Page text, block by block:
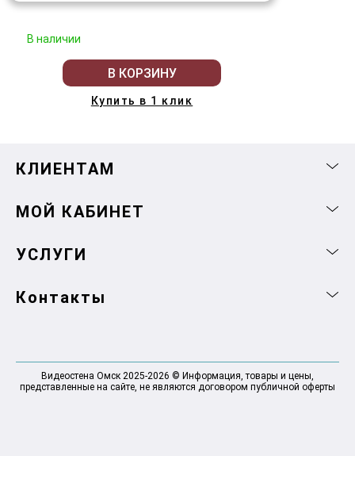
В наличии
В КОРЗИНУ
Купить в 1 клик
КЛИЕНТАМ
МОЙ КАБИНЕТ
УСЛУГИ
Контакты
Видеостена Омск 2025-2026 © Информация, товары и цены,
представленные на сайте, не являются договором публичной оферты